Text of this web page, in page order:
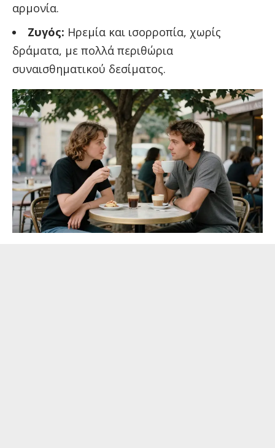
αρμονία.
Ζυγός: Ηρεμία και ισορροπία, χωρίς
δράματα, με πολλά περιθώρια
συναισθηματικού δεσίματος.